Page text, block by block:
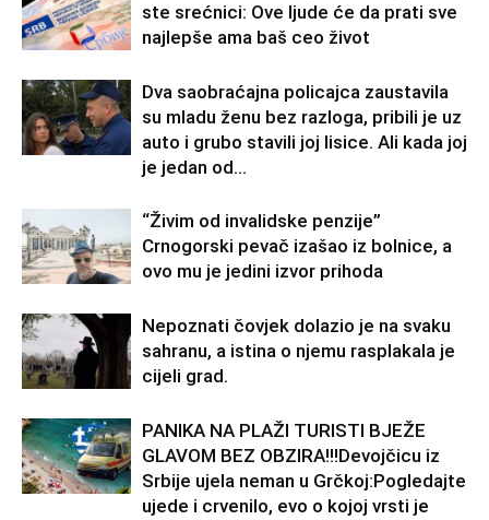
ste srećnici: Ove ljude će da prati sve
najlepše ama baš ceo život
Dva saobraćajna policajca zaustavila
su mladu ženu bez razloga, pribili je uz
auto i grubo stavili joj lisice. Ali kada joj
je jedan od...
“Živim od invalidske penzije”
Crnogorski pevač izašao iz bolnice, a
ovo mu je jedini izvor prihoda
Nepoznati čovjek dolazio je na svaku
sahranu, a istina o njemu rasplakala je
cijeli grad.
PANIKA NA PLAŽI TURISTI BJEŽE
GLAVOM BEZ OBZIRA!!!Devojčicu iz
Srbije ujela neman u Grčkoj:Pogledajte
ujede i crvenilo, evo o kojoj vrsti je